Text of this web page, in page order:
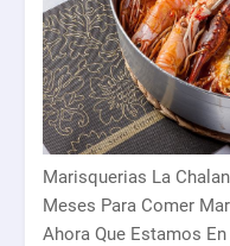
Marisquerias La
Meses Para Comer
Ahora Que Estamos